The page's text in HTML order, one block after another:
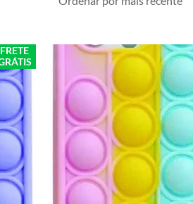
FRETE
O
preço
original
era:
R$ 29,90.
O
preço
R$ 5,00.